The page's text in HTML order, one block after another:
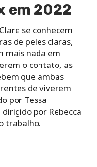
em 2022
se conhecem
de peles claras,
mais nada em
o contato, as
que ambas
de viverem
por Tessa
por Rebecca
trabalho.